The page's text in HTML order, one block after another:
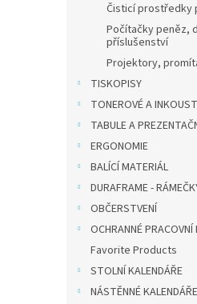
Čisticí prostředky
Počítačky peněz,
příslušenství
Projektory,
TISKOPISY
TONEROVÉ A
TABULE A
ERGONOMIE
BALÍCÍ MATERIÁL
DURAFRAME -
OBČERSTVENÍ
OCHRANNÉ
Favorite Products
STOLNÍ KALENDÁŘE
NÁSTĚNNÉ KALENDÁŘE
Pilot FriXion Ball BLS-
FR5, náplň do
gumovacích rollerů,